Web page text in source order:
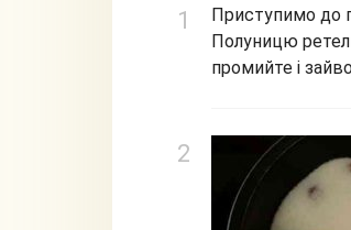
Приступимо до
Полуницю
промийте і